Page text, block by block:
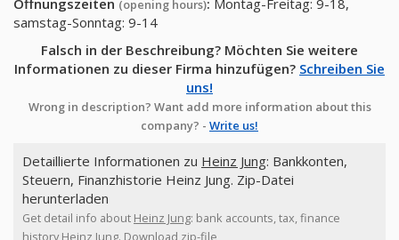
Öffnungszeiten (opening hours): Montag-Freitag: 9-18,
samstag-Sonntag: 9-14
Falsch in der Beschreibung? Möchten Sie weitere
Informationen zu dieser Firma hinzufügen? Schreiben Sie
uns!
Wrong in description? Want add more information about this
company? - Write us!
Detaillierte Informationen zu Heinz Jung: Bankkonten,
Steuern, Finanzhistorie Heinz Jung. Zip-Datei
herunterladen
Get detail info about Heinz Jung: bank accounts, tax, finance
history Heinz Jung. Download zip-file